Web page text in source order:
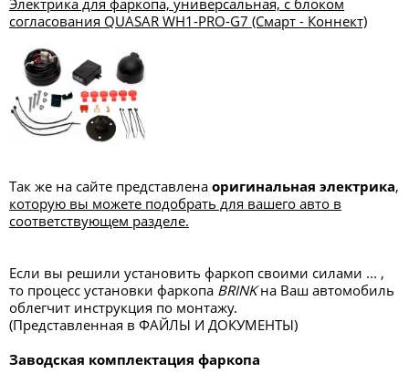
согласования QUASAR WH1-PRO-G7 (Смарт - Коннект)
Так же на сайте представлена оригинальная электрика,
которую вы можете подобрать для вашего авто в
соответствующем разделе.
Если вы решили установить фаркоп своими силами ... ,
то процесс установки фаркопа BRINKна Ваш автомобиль
облегчит инструкция по монтажу.
(Представленная в ФАЙЛЫ И ДОКУМЕНТЫ)
Заводская комплектация фаркопа